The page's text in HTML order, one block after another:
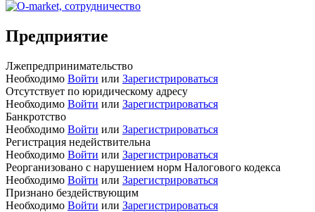
Предприятие
Лжепредпринимательство
Необходимо Войти или Зарегистрироваться
Отсутствует по юридическому адресу
Необходимо Войти или Зарегистрироваться
Банкротство
Необходимо Войти или Зарегистрироваться
Регистрация недействительна
Необходимо Войти или Зарегистрироваться
Реорганизовано с нарушением норм Налогового кодекса
Необходимо Войти или Зарегистрироваться
Признано бездействующим
Необходимо Войти или Зарегистрироваться